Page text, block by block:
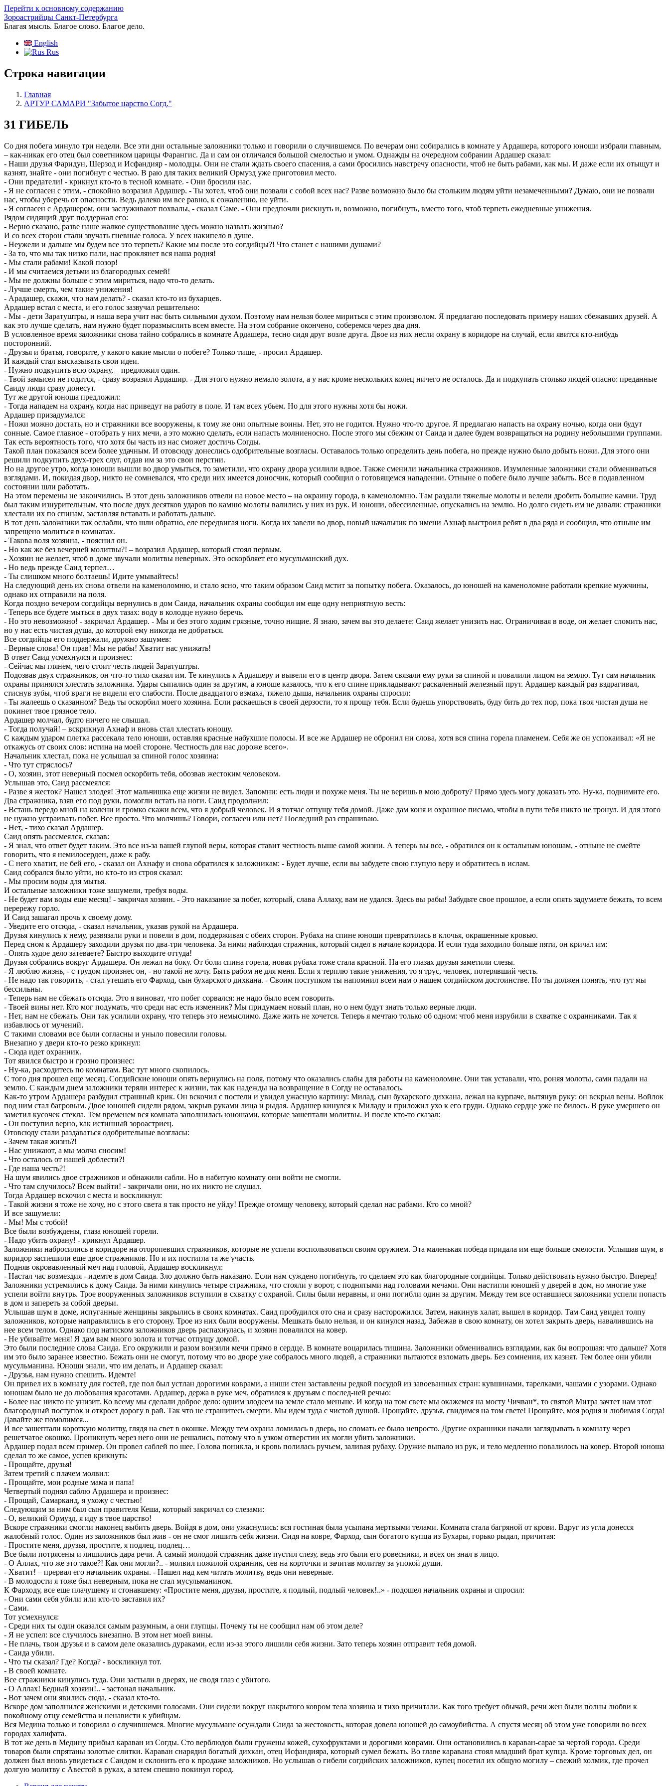
Перейти к основному содержанию
Зороастрийцы Санкт-Петербурга
Благая мысль. Благое слово. Благое дело.
English
Rus
Строка навигации
Главная
АРТУР САМАРИ "Забытое царство Согд."
31 ГИБЕЛЬ
Со дня побега минуло три недели. Все эти дни остальные заложники только и говорили о случившемся. По вечерам они собирались в комнате у Ардашера, которого юноши избрали главным,
– как-никак его отец был советником царицы Фарангис. Да и сам он отличался большой смелостью и умом. Однажды на очередном собрании Ардашер сказал:
- Наши друзья Фаридун, Шерзод и Исфандияр - молодцы. Они не стали ждать своего спасения, а сами бросились навстречу опасности, чтоб не быть рабами, как мы. И даже если их отыщут и
казнят, знайте - они погибнут с честью. В раю для таких великий Ормузд уже приготовил место.
- Они предатели! - крикнул кто-то в тесной комнате. - Они бросили нас.
- Я не согласен с этим, - спокойно возразил Ардашер. - Ты хотел, чтоб они позвали с собой всех нас? Разве возможно было бы стольким людям уйти незамеченными? Думаю, они не позвали
нас, чтобы уберечь от опасности. Ведь далеко им все равно, к сожалению, не уйти.
- Я согласен с Ардашером, они заслуживают похвалы, - сказал Саме. - Они предпочли рискнуть и, возможно, погибнуть, вместо того, чтоб терпеть ежедневные унижения.
Рядом сидящий друг поддержал его:
- Верно сказано, разве наше жалкое существование здесь можно назвать жизнью?
И со всех сторон стали звучать гневные голоса. У всех накипело в душе.
- Неужели и дальше мы будем все это терпеть? Какие мы после это согдийцы?! Что станет с нашими душами?
- За то, что мы так низко пали, нас проклянет вся наша родня!
- Мы стали рабами! Какой позор!
- И мы считаемся детьми из благородных семей!
- Мы не должны больше с этим мириться, надо что-то делать.
- Лучше смерть, чем такие унижения!
- Арадашер, скажи, что нам делать? - сказал кто-то из бухарцев.
Ардашер встал с места, и его голос зазвучал решительно:
- Мы - дети Заратуштры, и наша вера учит нас быть сильными духом. Поэтому нам нельзя более мириться с этим произволом. Я предлагаю последовать примеру наших сбежавших друзей. А
как это лучше сделать, нам нужно будет поразмыслить всем вместе. На этом собрание окончено, соберемся через два дня.
В условленное время заложники снова тайно собрались в комнате Ардашера, тесно сидя друг возле друга. Двое из них несли охрану в коридоре на случай, если явится кто-нибудь
посторонний.
- Друзья и братья, говорите, у какого какие мысли о побеге? Только тише, - просил Ардашер.
И каждый стал высказывать свои идеи.
- Нужно подкупить всю охрану, – предложил один.
- Твой замысел не годится, - сразу возразил Ардашир. - Для этого нужно немало золота, а у нас кроме нескольких колец ничего не осталось. Да и подкупать столько людей опасно: преданные
Саиду люди сразу донесут.
Тут же другой юноша предложил:
- Тогда нападем на охрану, когда нас приведут на работу в поле. И там всех убьем. Но для этого нужны хотя бы ножи.
Ардашер призадумался:
- Ножи можно достать, но и стражники все вооружены, к тому же они опытные воины. Нет, это не годится. Нужно что-то другое. Я предлагаю напасть на охрану ночью, когда они будут
сонные. Самое главное - отобрать у них мечи, а это можно сделать, если напасть молниеносно. После этого мы сбежим от Саида и далее будем возвращаться на родину небольшими группами.
Так есть вероятность того, что хотя бы часть из нас сможет достичь Согды.
Такой план показался всем более удачным. И отовсюду донеслись одобрительные возгласы. Оставалось только определить день побега, но прежде нужно было добыть ножи. Для этого они
решили подкупить двух-трех слуг, отдав им за это свои перстни.
Но на другое утро, когда юноши вышли во двор умыться, то заметили, что охрану двора усилили вдвое. Также сменили начальника стражников. Изумленные заложники стали обмениваться
взглядами. И, покидая двор, никто не сомневался, что среди них имеется доносчик, который сообщил о готовящемся нападении. Отныне о побеге было лучше забыть. Все в подавленном
состоянии шли работать.
На этом перемены не закончились. В этот день заложников отвели на новое место – на окраину города, в каменоломню. Там раздали тяжелые молоты и велели дробить большие камни. Труд
был таким изнурительным, что после двух десятков ударов по камню молоты валились у них из рук. И юноши, обессиленные, опускались на землю. Но долго сидеть им не давали: стражники
хлестали их по спинам, заставляя вставать и работать дальше.
В тот день заложники так ослабли, что шли обратно, еле передвигая ноги. Когда их завели во двор, новый начальник по имени Ахнаф выстроил ребят в два ряда и сообщил, что отныне им
запрещено молиться в комнатах.
- Такова воля хозяина, - пояснил он.
- Но как же без вечерней молитвы?! – возразил Ардашер, который стоял первым.
- Хозяин не желает, чтоб в доме звучали молитвы неверных. Это оскорбляет его мусульманский дух.
- Но ведь прежде Саид терпел…
- Ты слишком много болтаешь! Идите умывайтесь!
На следующий день их снова отвели на каменоломню, и стало ясно, что таким образом Саид мстит за попытку побега. Оказалось, до юношей на каменоломне работали крепкие мужчины,
однако их отправили на поля.
Когда поздно вечером согдийцы вернулись в дом Саида, начальник охраны сообщил им еще одну неприятную весть:
- Теперь все будете мыться в двух тазах: воду в колодце нужно беречь.
- Но это невозможно! - закричал Ардашер. - Мы и без этого ходим грязные, точно нищие. Я знаю, зачем вы это делаете: Саид желает унизить нас. Ограничивая в воде, он желает сломить нас,
но у нас есть чистая душа, до которой ему никогда не добраться.
Все согдийцы его поддержали, дружно зашумев:
- Верные слова! Он прав! Мы не рабы! Хватит нас унижать!
В ответ Саид усмехнулся и произнес:
- Сейчас мы глянем, чего стоит честь людей Заратуштры.
Подозвав двух стражников, он что-то тихо сказал им. Те кинулись к Ардашеру и вывели его в центр двора. Затем связали ему руки за спиной и повалили лицом на землю. Тут сам начальник
охраны принялся хлестать заложника. Удары сыпались один за другим, а юноше казалось, что к его спине прикладывают раскаленный железный прут. Ардашер каждый раз вздрагивал,
стиснув зубы, чтоб враги не видели его слабости. После двадцатого взмаха, тяжело дыша, начальник охраны спросил:
- Ты жалеешь о сказанном? Ведь ты оскорбил моего хозяина. Если раскаешься в своей дерзости, то я прощу тебя. Если будешь упорствовать, буду бить до тех пор, пока твоя чистая душа не
покинет твое грязное тело.
Ардашер молчал, будто ничего не слышал.
- Тогда получай! – вскрикнул Ахнаф и вновь стал хлестать юношу.
С каждым ударом плетка рассекала тело юноши, оставляя красные набухшие полосы. И все же Ардашер не обронил ни слова, хотя вся спина горела пламенем. Себя же он успокаивал: «Я не
откажусь от своих слов: истина на моей стороне. Честность для нас дороже всего».
Начальник хлестал, пока не услышал за спиной голос хозяина:
- Что тут стряслось?
- О, хозяин, этот неверный посмел оскорбить тебя, обозвав жестоким человеком.
Услышав это, Саид рассмеялся:
- Разве я жесток? Нашел злодея! Этот мальчишка еще жизни не видел. Запомни: есть люди и похуже меня. Ты не веришь в мою доброту? Прямо здесь могу доказать это. Ну-ка, поднимите его.
Два стражника, взяв его под руки, помогли встать на ноги. Саид продолжил:
- Встань передо мной на колени и громко скажи всем, что я добрый человек. И я тотчас отпущу тебя домой. Даже дам коня и охранное письмо, чтобы в пути тебя никто не тронул. И для этого
не нужно устраивать побег. Все просто. Что молчишь? Говори, согласен или нет? Последний раз спрашиваю.
- Нет, - тихо сказал Ардашер.
Саид опять рассмеялся, сказав:
- Я знал, что ответ будет таким. Это все из-за вашей глупой веры, которая ставит честность выше самой жизни. А теперь вы все, - обратился он к остальным юношам, - отныне не смейте
говорить, что я немилосерден, даже к рабу.
- С него хватит, не бей его, - сказал он Ахнафу и снова обратился к заложникам: - Будет лучше, если вы забудете свою глупую веру и обратитесь в ислам.
Саид собрался было уйти, но кто-то из строя сказал:
- Мы просим воды для мытья.
И остальные заложники тоже зашумели, требуя воды.
- Не будет вам воды еще месяц! - закричал хозяин. - Это наказание за побег, который, слава Аллаху, вам не удался. Здесь вы рабы! Забудьте свое прошлое, а если опять задумаете бежать, то всем
перережу горло.
И Саид зашагал прочь к своему дому.
- Уведите его отсюда, - сказал начальник, указав рукой на Ардашера.
Друзья кинулись к нему, развязали руки и повели в дом, поддерживая с обеих сторон. Рубаха на спине юноши превратилась в клочья, окрашенные кровью.
Перед сном к Ардашеру заходили друзья по два-три человека. За ними наблюдал стражник, который сидел в начале коридора. И если туда заходило больше пяти, он кричал им:
- Опять худое дело затеваете? Быстро выходите оттуда!
Друзья собрались вокруг Ардашера. Он лежал на боку. От боли спина горела, новая рубаха тоже стала красной. На его глазах друзья заметили слезы.
- Я люблю жизнь, - с трудом произнес он, - но такой не хочу. Быть рабом не для меня. Если я терплю такие унижения, то я трус, человек, потерявший честь.
- Не надо так говорить, - стал утешать его Фарход, сын бухарского дихкана. - Своим поступком ты напомнил всем нам о нашем согдийском достоинстве. Но ты должен понять, что тут мы
бессильны.
- Теперь нам не сбежать отсюда. Это я виноват, что побег сорвался: не надо было всем говорить.
- Твоей вины нет. Кто мог подумать, что среди нас есть изменник? Мы придумаем новый план, но о нем будут знать только верные люди.
- Нет, нам не сбежать. Они так усилили охрану, что теперь это немыслимо. Даже жить не хочется. Теперь я мечтаю только об одном: чтоб меня изрубили в схватке с охранниками. Так я
избавлюсь от мучений.
С такими словами все были согласны и уныло повесили головы.
Внезапно у двери кто-то резко крикнул:
- Сюда идет охранник.
Тот явился быстро и грозно произнес:
- Ну-ка, расходитесь по комнатам. Вас тут много скопилось.
С того дня прошел еще месяц. Согдийские юноши опять вернулись на поля, потому что оказались слабы для работы на каменоломне. Они так уставали, что, роняя молоты, сами падали на
землю. С каждым днем заложники теряли интерес к жизни, так как надежды на возвращение в Согду не оставалось.
Как-то утром Ардашера разбудил страшный крик. Он вскочил с постели и увидел ужасную картину: Милад, сын бухарского дихкана, лежал на курпаче, вытянув руку: он вскрыл вены. Войлок
под ним стал багровым. Двое юношей сидели рядом, закрыв руками лица и рыдая. Ардашер кинулся к Миладу и приложил ухо к его груди. Однако сердце уже не билось. В руке умершего он
заметил кусочек стекла. Тем временем вся комната заполнилась юношами, которые зашептали молитвы. И после кто-то сказал:
- Он поступил верно, как истинный зороастриец.
Отовсюду стали раздаваться одобрительные возгласы:
- Зачем такая жизнь?!
- Нас унижают, а мы молча сносим!
- Что осталось от нашей доблести?!
- Где наша честь?!
На шум явились двое стражников и обнажили сабли. Но в набитую комнату они войти не смогли.
- Что там случилось? Всем выйти! - закричали они, но их никто не слушал.
Тогда Ардашер вскочил с места и воскликнул:
- Такой жизни я тоже не хочу, но с этого света я так просто не уйду! Прежде отомщу человеку, который сделал нас рабами. Кто со мной?
И все зашумели:
- Мы! Мы с тобой!
Все были возбуждены, глаза юношей горели.
- Надо убить охрану! - крикнул Ардашер.
Заложники набросились в коридоре на оторопевших стражников, которые не успели воспользоваться своим оружием. Эта маленькая победа придала им еще больше смелости. Услышав шум, в
коридор заспешили еще двое стражников. Но и их постигла та же участь.
Подняв окровавленный меч над головой, Ардашер воскликнул:
- Настал час возмездия - идемте в дом Саида. Зло должно быть наказано. Если нам суждено погибнуть, то сделаем это как благородные согдийцы. Только действовать нужно быстро. Вперед!
Заложники устремились к дому Саида. За ними кинулись четыре стражника, что стояли у ворот, с поднятыми над головами мечами. Они настигли юношей у дверей в дом, но многие уже
успели войти внутрь. Трое вооруженных заложников вступили в схватку с охраной. Силы были неравны, и они погибли один за другим. Между тем все оставшиеся заложники успели попасть
в дом и запереть за собой дверьи.
Услышав шум в доме, испуганные женщины закрылись в своих комнатах. Саид пробудился ото сна и сразу насторожился. Затем, накинув халат, вышел в коридор. Там Саид увидел толпу
заложников, которые направлялись в его сторону. Трое из них были вооружены. Мешкать было нельзя, и он кинулся назад. Забежав в свою комнату, он хотел закрыть дверь, навалившись на
нее всем телом. Однако под натиском заложников дверь распахнулась, и хозяин повалился на ковер.
- Не убивайте меня! Я дам вам много золота и тотчас отпущу домой.
Это были последние слова Саида. Его окружили и разом вонзили мечи прямо в сердце. В комнате воцарилась тишина. Заложники обменивались взглядами, как бы вопрошая: что дальше? Хотя
им это было заранее известно. Бежать они не смогут, потому что во дворе уже собралось много людей, а стражники пытаются взломать дверь. Без сомнения, их казнят. Тем более они убили
мусульманина. Юноши знали, что им делать, и Ардашер сказал:
- Друзья, нам нужно спешить. Идемте!
Он привел их в комнату для гостей, где пол был устлан дорогими коврами, а ниши стен заставлены редкой посудой из завоеванных стран: кувшинами, тарелками, чашами с узорами. Однако
юношам было не до любования красотами. Ардашер, держа в руке меч, обратился к друзьям с послед-ней речью:
- Более нас никто не унизит. Ко всему мы сделали доброе дело: одним злодеем на земле стало меньше. И когда на том свете мы окажемся на мосту Чичван*, то святой Митра зачтет нам этот
благородный поступок и откроет дорогу в рай. Так что не страшитесь смерти. Мы идем туда с чистой душой. Прощайте, друзья, свидимся на том свете! Прощайте, моя родня и любимая Согда!
Давайте же помолимся...
И все зашептали короткую молитву, глядя на свет в окошке. Между тем охрана ломилась в дверь, но сломать ее было непросто. Другие охранники начали заглядывать в комнату через
решетчатое окошко. Проникнуть через него они не решались, потому что в узком отверстии их могли убить заложники.
Ардашер подал всем пример. Он провел саблей по шее. Голова поникла, и кровь полилась ручьем, заливая рубаху. Оружие выпало из рук, и тело медленно повалилось на ковер. Второй юноша
сделал то же самое, успев крикнуть:
- Прощайте, друзья!
Затем третий с плачем молвил:
- Прощайте, мои родные мама и папа!
Четвертый поднял саблю Ардашера и произнес:
- Прощай, Самарканд, я ухожу с честью!
Следующим за ним был сын правителя Кеша, который закричал со слезами:
- О, великий Ормузд, я иду в твое царство!
Вскоре стражники смогли наконец выбить дверь. Войдя в дом, они ужаснулись: вся гостиная была усыпана мертвыми телами. Комната стала багряной от крови. Вдруг из угла донесся
жалобный голос. Один из заложников был жив - он не смог лишить себя жизни. Сидя на ковре, Фарход, сын богатого купца из Бухары, горько рыдал, причитая:
- Простите меня, друзья, простите, я подлец, подлец…
Все были потрясены и лишились дара речи. А самый молодой стражник даже пустил слезу, ведь это были его ровесники, и всех он знал в лицо.
- О Аллах, что же это такое?! Как они могли?.. - молвил пожилой охранник, сев на корточки и зачитав молитву за упокой души.
- Хватит! – прервал его начальник охраны. - Нашел над кем читать молитву, ведь они неверные.
- В молодости я тоже был неверным, пока не стал мусульманином.
К Фарходу, все еще плачущему и стонавшему: «Простите меня, друзья, простите, я подлый, подлый человек!..» - подошел начальник охраны и спросил:
- Они сами себя убили или кто-то заставил их?
- Сами.
Тот усмехнулся:
- Среди них ты один оказался самым разумным, а они глупцы. Почему ты не сообщил нам об этом деле?
- Я не успел: все случилось внезапно. В этом нет моей вины.
- Не плачь, твои друзья и в самом деле оказались дураками, если из-за этого лишили себя жизни. Зато теперь хозяин отправит тебя домой.
- Саида убили.
- Что ты сказал? Где? Когда? - воскликнул тот.
- В своей комнате.
Все стражники кинулись туда. Они застыли в дверях, не сводя глаз с убитого.
- О Аллах! Бедный хозяин!.. - застонал начальник.
- Вот зачем они явились сюда, - сказал кто-то.
Вскоре дом заполнился женскими и детскими голосами. Они сидели вокруг накрытого ковром тела хозяина и тихо причитали. Как того требует обычай, речи жен были полны любви к
покойному отцу семейства и ненависти к убийцам.
Вся Медина только и говорила о случившемся. Многие мусульмане осуждали Саида за жестокость, которая довела юношей до самоубийства. А спустя месяц об этом уже говорили во всех
городах халифата.
В тот же день в Медину прибыл караван из Согды. Сто верблюдов были гружены кожей, сухофруктами и дорогими коврами. Они остановились в караван-сарае за чертой города. Среди
товаров были спрятаны золотые слитки. Караван снарядил богатый дихкан, отец Исфандияра, который сумел бежать. Во главе каравана стоял младший брат купца. Кроме торговых дел, он
должен был вновь увидеться с Саидом и склонить его к продаже заложников. Но услышав о гибели согдийских заложников, купец посетил их общую могилу – свежий холмик, где прочел
долгую молитву с Авестой в руках, а затем спешно покинул город.